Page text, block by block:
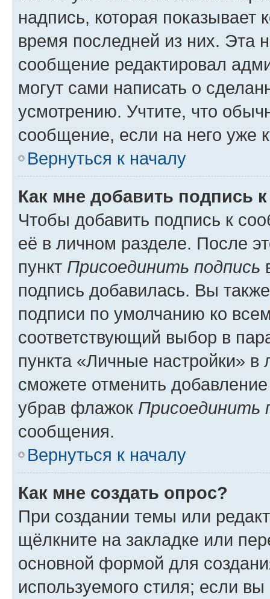
надпись, которая показывает
время последней из них. Эта
сообщение редактировал
могут сами написать о
усмотрению. Учтите, что
сообщение, если на него уже
Вернуться к началу
Как мне добавить подпись
Чтобы добавить подпись к
её в личном разделе. После
пункт Присоединить подпись
подпись добавилась. Вы
подписи по умолчанию ко
соответствующий выбор в
пункта «Личные настройки»
сможете отменить
убрав флажок Присоединить
сообщения.
Вернуться к началу
Как мне создать опрос?
При создании темы или
щёлкните на закладке или
основной формой для
используемого стиля; если